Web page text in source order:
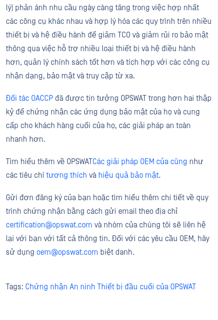
lý) phản ánh nhu cầu ngày càng tăng trong việc hợp nhất
các công cụ khác nhau và hợp lý hóa các quy trình trên nhiều
thiết bị và hệ điều hành để giảm TCO và giảm rủi ro bảo mật
thông qua việc hỗ trợ nhiều loại thiết bị và hệ điều hành
hơn, quản lý chính sách tốt hơn và tích hợp với các công cụ
nhận dạng, bảo mật và truy cập từ xa.
Đối tác OACCP đã được tin tưởng OPSWAT trong hơn hai thập
kỷ để chứng nhận các ứng dụng bảo mật của họ và cung
cấp cho khách hàng cuối của họ, các giải pháp an toàn
nhanh hơn.
Tìm hiểu thêm về OPSWATCác giải pháp OEM của cũng như
các tiêu chí tương thích và hiệu quả bảo mật.
Gửi đơn đăng ký của bạn hoặc tìm hiểu thêm chi tiết về quy
trình chứng nhận bằng cách gửi email theo địa chỉ
certification@opswat.com và nhóm của chúng tôi sẽ liên hệ
lại với bạn với tất cả thông tin. Đối với các yêu cầu OEM, hãy
sử dụng oem@opswat.com biệt danh.
Tags: Chứng nhận An ninh Thiết bị đầu cuối của OPSWAT